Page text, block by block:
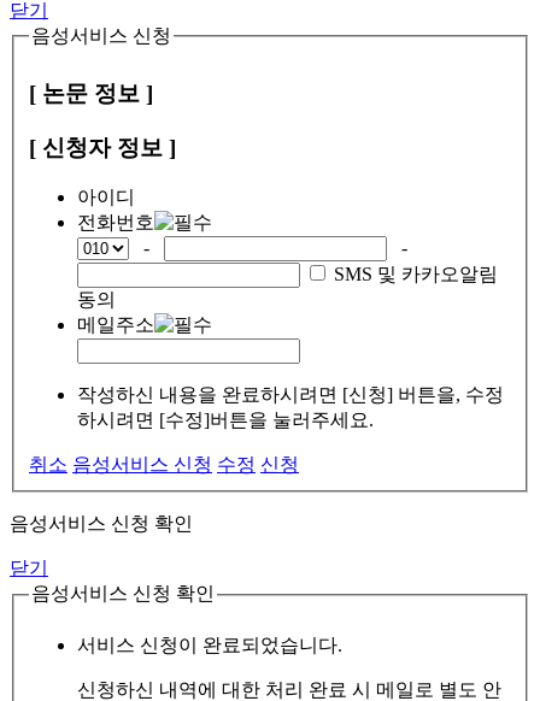
닫기
음성서비스 신청
[ 논문 정보 ]
[ 신청자 정보 ]
아이디
전화번호
-
-
SMS 및 카카오알림
동의
메일주소
작성하신 내용을 완료하시려면 [신청] 버튼을, 수정
하시려면 [수정]버튼을 눌러주세요.
취소 음성서비스 신청 수정 신청
음성서비스 신청 확인
닫기
음성서비스 신청 확인
서비스 신청이 완료되었습니다.
신청하신 내역에 대한 처리 완료 시 메일로 별도 안